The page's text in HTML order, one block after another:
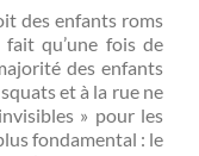
des enfants roms
fait qu’une fois de
des enfants
et à la rue ne
» pour les
fondamental : le